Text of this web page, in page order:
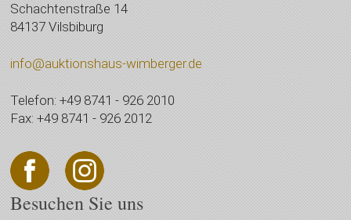
Schachtenstraße 14
84137 Vilsbiburg
info@auktionshaus-wimberger.de
Telefon: +49 8741 - 926 2010
Fax: +49 8741 - 926 2012
Besuchen Sie uns